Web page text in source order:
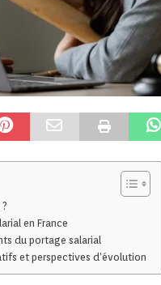
en France
du portage salarial
et perspectives d’évolution